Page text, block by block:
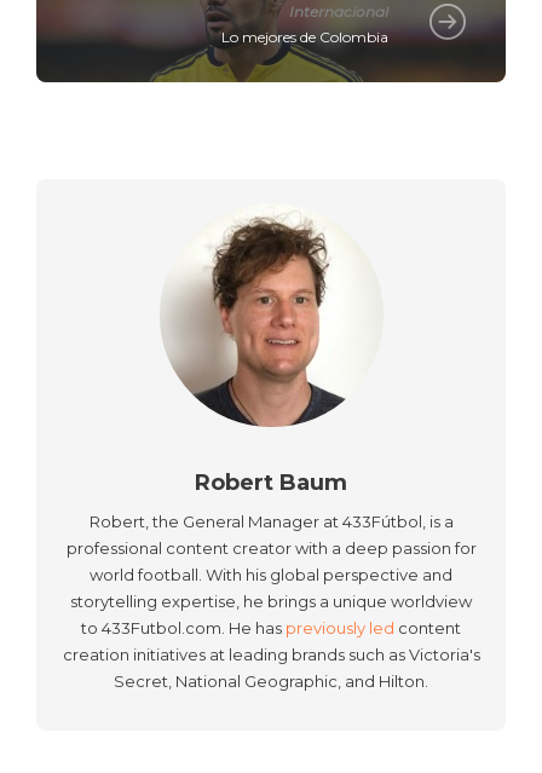
Internacional
Lo mejores de Colombia
Robert Baum
Robert, the General Manager at 433Fútbol, is a
professional content creator with a deep passion for
world football. With his global perspective and
storytelling expertise, he brings a unique worldview
to 433Futbol.com. He has previously led content
creation initiatives at leading brands such as Victoria's
Secret, National Geographic, and Hilton.